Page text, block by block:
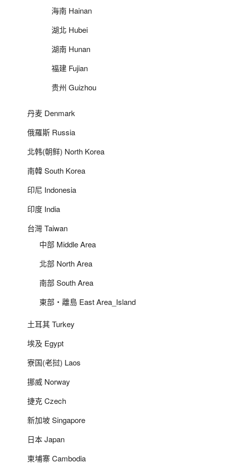
海南 Hainan
湖北 Hubei
湖南 Hunan
福建 Fujian
贵州 Guizhou
丹麦 Denmark
俄羅斯 Russia
北韩(朝鲜) North Korea
南韓 South Korea
印尼 Indonesia
印度 India
台灣 Taiwan
中部 Middle Area
北部 North Area
南部 South Area
東部‧離島 East Area_Island
土耳其 Turkey
埃及 Egypt
寮国(老挝) Laos
挪威 Norway
捷克 Czech
新加坡 Singapore
日本 Japan
柬埔寨 Cambodia